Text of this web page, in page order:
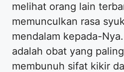
melihat orang lain
memunculkan rasa
mendalam kepada-
adalah obat yang
membunuh sifat kikir